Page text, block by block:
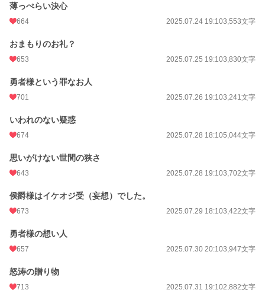
薄っぺらい決心
664 2025.07.24 19:103,553文字
おまもりのお礼？
653 2025.07.25 19:103,830文字
勇者様という罪なお人
701 2025.07.26 19:103,241文字
いわれのない疑惑
674 2025.07.28 18:105,044文字
思いがけない世間の狭さ
643 2025.07.28 19:103,702文字
侯爵様はイケオジ受（妄想）でした。
673 2025.07.29 18:103,422文字
勇者様の想い人
657 2025.07.30 20:103,947文字
怒涛の贈り物
713 2025.07.31 19:102,882文字